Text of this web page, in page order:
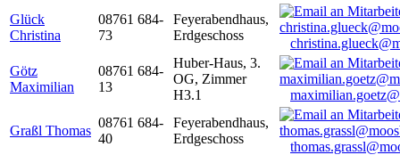
Glück
Christina
08761 684-
73
Feyerabendhaus,
Erdgeschoss
Götz
Maximilian
08761 684-
13
Huber-Haus, 3.
OG, Zimmer
H3.1
Graßl Thomas
08761 684-
40
Feyerabendhaus,
Erdgeschoss